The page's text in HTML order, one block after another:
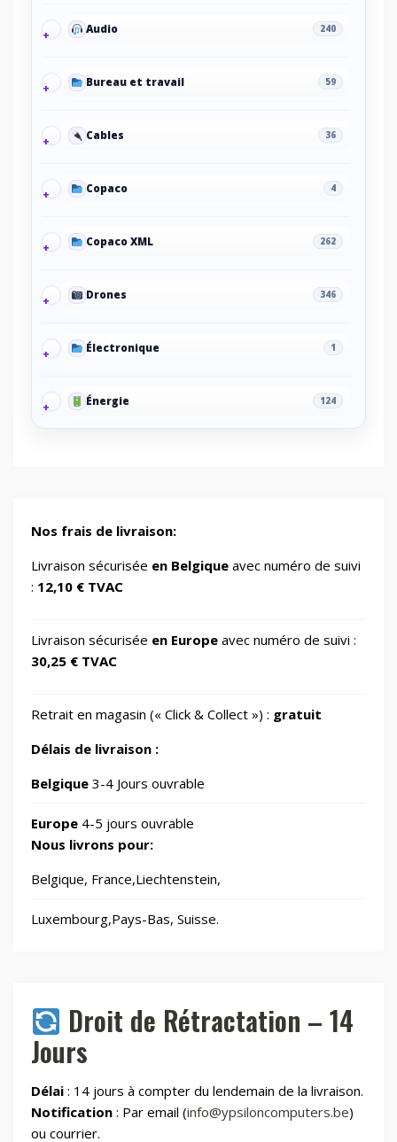
Audio 240
Bureau et travail 59
Cables 36
Copaco 4
Copaco XML 262
Drones 346
Électronique 1
Énergie 124
screen protectors/For smartwatches
1
IT Accessories/Monitor stands
Jardin
Jouets
Laser graveurs et découpeuses
Montres & Rings 100
Nos frais de livraison:
Livraison sécurisée en Belgique avec numéro de suivi
: 12,10 € TVAC
Livraison sécurisée en Europe avec numéro de suivi :
30,25 € TVAC
Retrait en magasin (« Click & Collect ») : gratuit
Délais de livraison :
Belgique 3-4 Jours ouvrable
Europe 4-5 jours ouvrable
Nous livrons pour:
Belgique, France,Liechtenstein,
Luxembourg,Pays-Bas, Suisse.
Droit de Rétractation – 14
Jours
Délai : 14 jours à compter du lendemain de la livraison.
Notification : Par email (info@ypsiloncomputers.be)
ou courrier.